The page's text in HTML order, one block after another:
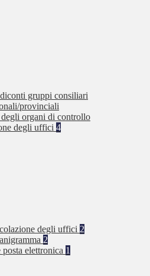
gruppi consiliari
provinciali
organi di controllo
degli uffici 4
degli uffici 2
2
elettronica 1